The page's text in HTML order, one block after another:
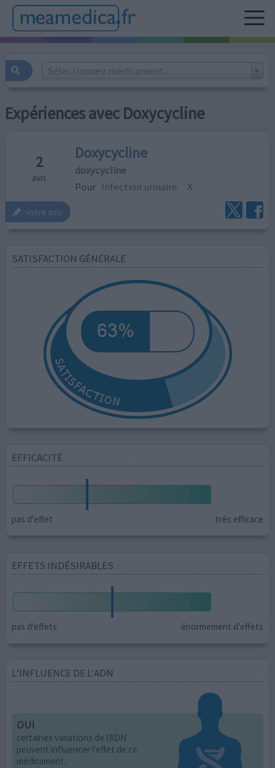
Sélectionnez médicament...
Expériences avec Doxycycline
2
avis
Doxycycline
doxycycline
Pour Infection urinaire X
votre avis
SATISFACTION GÉNÉRALE
EFFICACITÉ
pas d'effet très efficace
EFFETS INDÉSIRABLES
pas d'effets énormement d'effets
L’INFLUENCE DE L'ADN
OUI
certaines variations de l'ADN
peuvent influencer l'effet de ce
médicament.